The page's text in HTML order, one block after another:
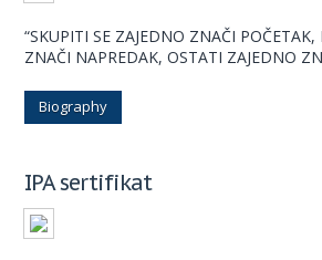
“SKUPITI SE ZAJEDNO ZNAČI
ZNAČI NAPREDAK, OSTATI ZAJEDNO
Biography
IPA sertifikat